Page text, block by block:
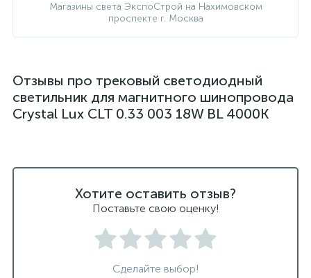
Магазины света ЭкспоСтрой на Нахимовском
проспекте г. Москва
Отзывы про трековый светодиодный
светильник для магнитного шинопровода
Crystal Lux CLT 0.33 003 18W BL 4000K
Хотите оставить отзыв?
Поставьте свою оценку!
Сделайте выбор!